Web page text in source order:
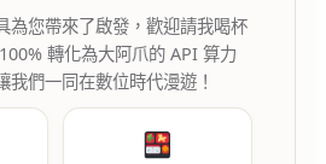
為您帶來了啟發，歡迎請我喝杯
轉化為大阿爪的 API 算力
我們一同在數位時代漫遊！